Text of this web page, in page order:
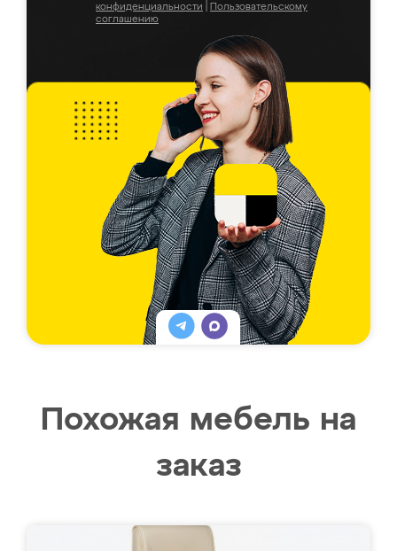
конфиденциальности
Пользовательскому
соглашению
Похожая мебель на
заказ